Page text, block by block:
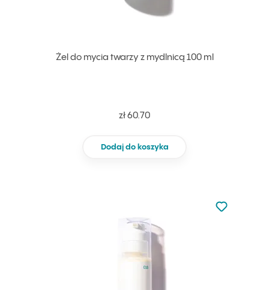
Żel do mycia twarzy z mydlnicą 100 ml
zł 60.70
Dodaj do koszyka
Nie dodano
Dodaj do